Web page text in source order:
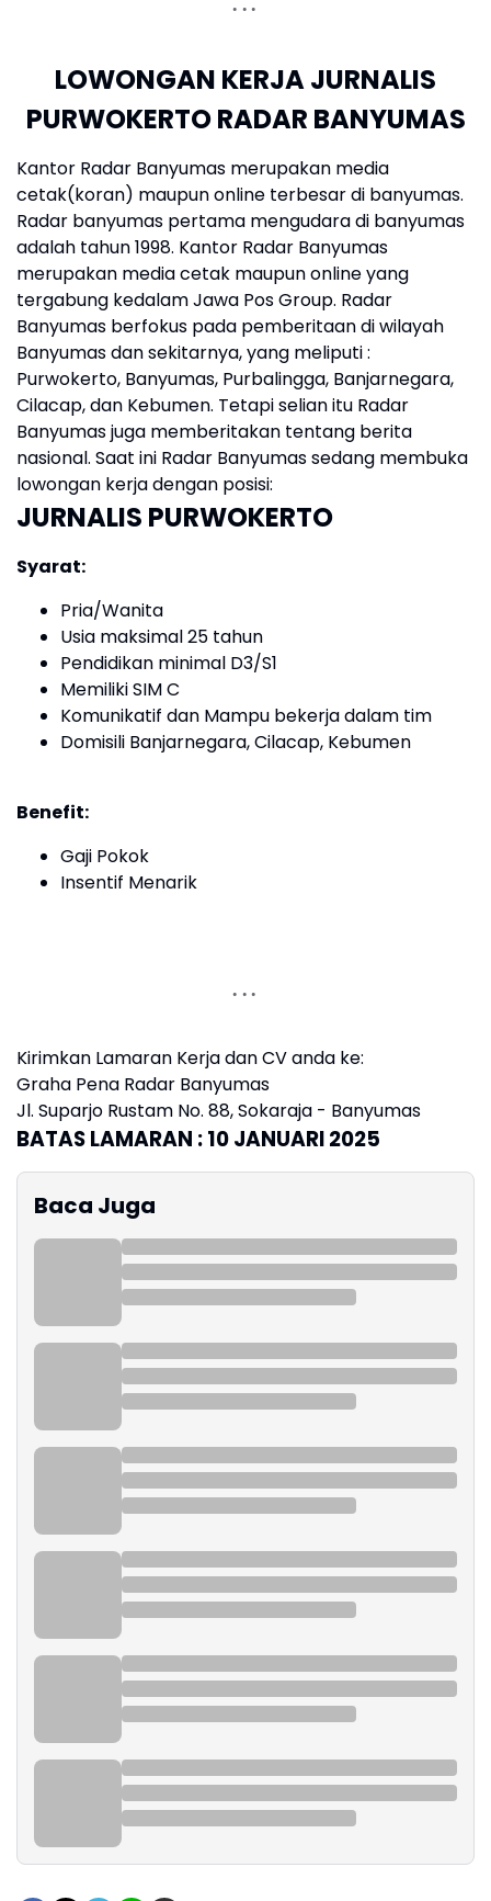
LOWONGAN KERJA JURNALIS
PURWOKERTO RADAR BANYUMAS
Kantor Radar Banyumas merupakan media
cetak(koran) maupun online terbesar di banyumas.
Radar banyumas pertama mengudara di banyumas
adalah tahun 1998. Kantor Radar Banyumas
merupakan media cetak maupun online yang
tergabung kedalam Jawa Pos Group. Radar
Banyumas berfokus pada pemberitaan di wilayah
Banyumas dan sekitarnya, yang meliputi :
Purwokerto, Banyumas, Purbalingga, Banjarnegara,
Cilacap, dan Kebumen. Tetapi selian itu Radar
Banyumas juga memberitakan tentang berita
nasional. Saat ini Radar Banyumas sedang membuka
lowongan kerja dengan posisi:
JURNALIS PURWOKERTO
Syarat:
Pria/Wanita
Usia maksimal 25 tahun
Pendidikan minimal D3/S1
Memiliki SIM C
Komunikatif dan Mampu bekerja dalam tim
Domisili Banjarnegara, Cilacap, Kebumen
Benefit:
Gaji Pokok
Insentif Menarik
Kirimkan Lamaran Kerja dan CV anda ke:
Graha Pena Radar Banyumas
Jl. Suparjo Rustam No. 88, Sokaraja - Banyumas
BATAS LAMARAN : 10 JANUARI 2025
Baca Juga